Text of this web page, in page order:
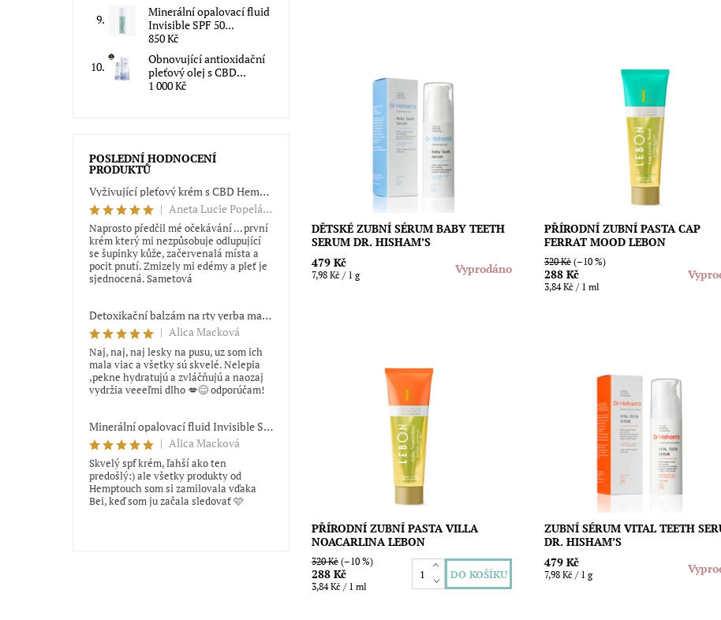
Profesionální alkalické zubní sérum
s prebiotiky pro čisté zuby a zdraví celé
ústní dutiny. Slouží jako alternativa ke
klasické zubní pastě a...
Vyprodáno
DĚTSKÉ ZUBNÍ SÉRUM BABY TEETH
SERUM DR. HISHAM’S
479 Kč
7,98 Kč / 1 g Vyprodáno
Originální zubní pasta s úžasnou svěží
vůní čerstvé máty pro krásné zuby,
zdravé dásně a úžasný zážitek z
zubů. Neobsahuje syntetický...
Vyprodáno
Lebon
PŘÍRODNÍ ZUBNÍ PASTA CAP
FERRAT MOOD LEBON
320 Kč(–10 %)
288 Kč
3,84 Kč / 1 ml
Originální zubní pasta s úžasnou
harmonizující a lehce pikantní vůní
skořice a máty pro krásné zuby, zdravé
dásně a úžasný zážitek z čištění zubů....
Skladem
Lebon
PŘÍRODNÍ ZUBNÍ PASTA VILLA
NOACARLINA LEBON
320 Kč (–10 %)
288 Kč
3,84 Kč / 1 ml
Profesionální alkalické zubní sérum
s prebiotiky pro čisté zuby a zdraví
ústní dutiny. Slouží jako alternativa ke
klasické zubní pastě a je...
Dostupnost:
Vyprodáno
ZUBNÍ SÉRUM VITAL TEETH
DR. HISHAM’S
479 Kč
7,98 Kč / 1 g
Minerální opalovací fluid
Invisible SPF 50...
850 Kč
Obnovující antioxidační
pleťový olej s CBD...
1 000 Kč
POSLEDNÍ HODNOCENÍ
PRODUKTŮ
Vyživující pleťový krém s CBD Hemptouch 50 ml
|
Aneta Lucie Popeláková
Naprosto předčil mé očekávání … první
krém který mi nezpůsobuje odlupující
se šupinky kůže, začervenalá místa a
pocit pnutí. Zmizely mi edémy a pleť je
sjednocená. Sametová
Detoxikační balzám na rty yerba maté Trew Cosmetics
| Alica Macková
Naj, naj, naj lesky na pusu, uz som ich
mala viac a všetky sú skvelé. Nelepia
,pekne hydratujú a zvláčňujú a naozaj
vydržia veeeľmi dlho 💋😊 odporúčam!
Minerální opalovací fluid Invisible SPF 50 Hemptouch 50 ml
| Alica Macková
Skvelý spf krém, ľahší ako ten
predošlý:) ale všetky produkty od
Hemptouch som si zamilovala vďaka
Bei, keď som ju začala sledovať 🩷